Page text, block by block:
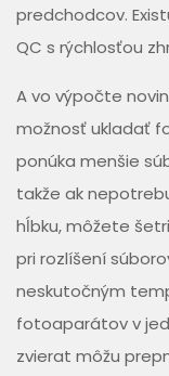
predchodcov.
QC s rýchlosťou
A vo výpočte
možnosť ukladať
ponúka menšie
takže ak
hĺbku, môžete
pri rozlíšení
neskutočným
fotoaparátov v
zvierat môžu